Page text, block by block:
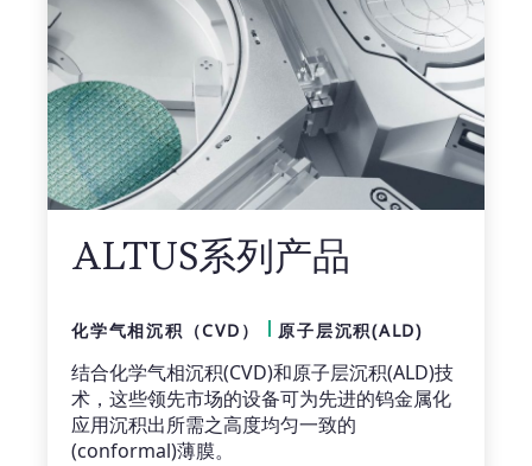
ALTUS系列产品
化学气相沉积（CVD） 原子层沉积(ALD)
结合化学气相沉积(CVD)和原子层沉积(ALD)技
术，这些领先市场的设备可为先进的钨金属化
应用沉积出所需之高度均匀一致的
(conformal)薄膜。